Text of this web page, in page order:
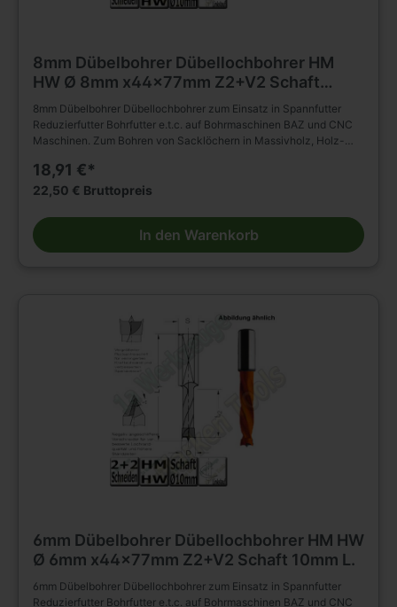
8mm Dübelbohrer Dübellochbohrer HM
HW Ø 8mm x44x77mm Z2+V2 Schaft
10mm L.
8mm Dübelbohrer Dübellochbohrer zum Einsatz in Spannfutter
Reduzierfutter Bohrfutter e.t.c. auf Bohrmaschinen BAZ und CNC
Maschinen. Zum Bohren von Sacklöchern in Massivholz, Holz-
HM Bohrer ) D=8mm L2=44mm L1=77mm Linkslauf Schaft
10x30mm ohne Rückenführung. Massiver Hartmetall Schneidkopf
Vorschneidern. Vergrößerter Rückenfreischliff. Spiralteil
kunststoffbeschichtet. Zylinderschaft mit Spannfläche und
Tiefeneinstellschraube. Zum Einsatz im Spannfutter,
18,91 €*
22,50 € Bruttopreis
In den Warenkorb
6mm Dübelbohrer Dübellochbohrer HM HW
Ø 6mm x44x77mm Z2+V2 Schaft 10mm L.
6mm Dübelbohrer Dübellochbohrer zum Einsatz in Spannfutter
Reduzierfutter Bohrfutter e.t.c. auf Bohrmaschinen BAZ und CNC